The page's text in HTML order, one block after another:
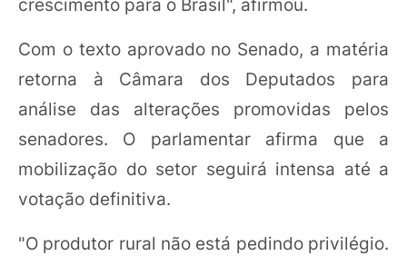
crescimento para o Brasil", afirmou.
Com o texto aprovado no Senado, a matéria
retorna à Câmara dos Deputados para
análise das alterações promovidas pelos
senadores. O parlamentar afirma que a
mobilização do setor seguirá intensa até a
votação definitiva.
"O produtor rural não está pedindo privilégio.